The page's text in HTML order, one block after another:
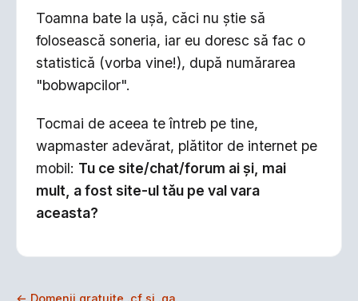
Toamna bate la uşă, căci nu ştie să
folosească soneria, iar eu doresc să fac o
statistică (vorba vine!), după numărarea
"bobwapcilor".
Tocmai de aceea te întreb pe tine,
wapmaster adevărat, plătitor de internet pe
mobil: Tu ce site/chat/forum ai şi, mai
mult, a fost site-ul tău pe val vara
aceasta?
← Domenii gratuite .cf şi .ga